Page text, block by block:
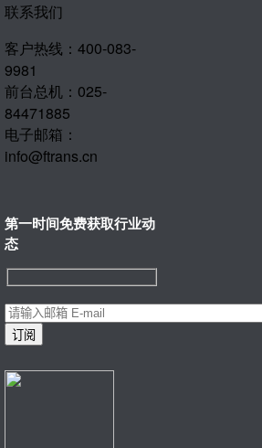
联系我们
客户热线：400-083-
9981
前台总机：025-
84471885
电子邮箱：
info@ftrans.cn
第一时间免费获取行业动
态